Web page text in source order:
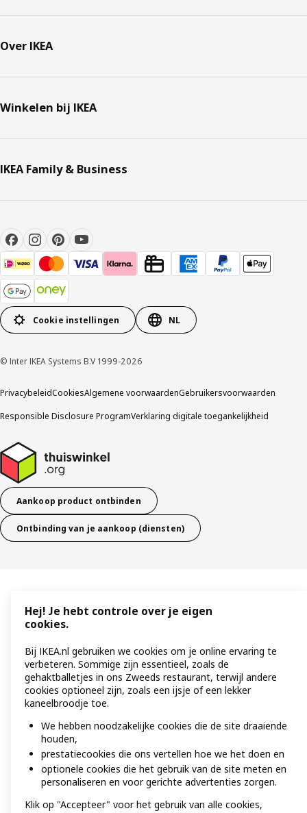
Over IKEA
Winkelen bij IKEA
IKEA Family & Business
Cookie instellingen NL
© Inter IKEA Systems B.V 1999-2026
PrivacybeleidCookiesAlgemene voorwaardenGebruikersvoorwaarden
Responsible Disclosure ProgramVerklaring digitale toegankelijkheid
Aankoop product ontbinden
Ontbinding van je aankoop (diensten)
Hej! Je hebt controle over je eigen
cookies.
Bij IKEA.nl gebruiken we cookies om je online ervaring te
verbeteren. Sommige zijn essentieel, zoals de
gehaktballetjes in ons Zweeds restaurant, terwijl andere
cookies optioneel zijn, zoals een ijsje of een lekker
kaneelbroodje toe.
We hebben noodzakelijke cookies die de site draaiende
houden,
prestatiecookies die ons vertellen hoe we het doen en
optionele cookies die het gebruik van de site meten en
personaliseren en voor gerichte advertenties zorgen.
Klik op "Accepteer" voor het gebruik van alle cookies,